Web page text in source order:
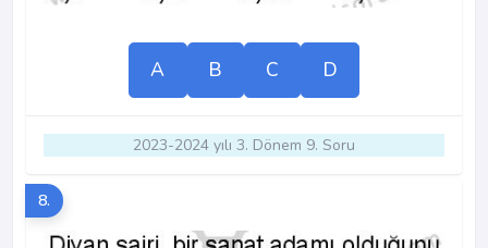
A B C D
2023-2024 yılı 3. Dönem 9. Soru
8.